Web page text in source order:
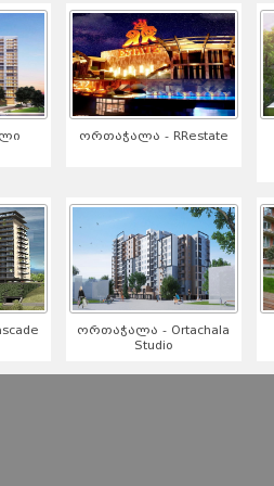
ორთაჭალა - RRestate
ორთაჭალა - Ortachala
Studio